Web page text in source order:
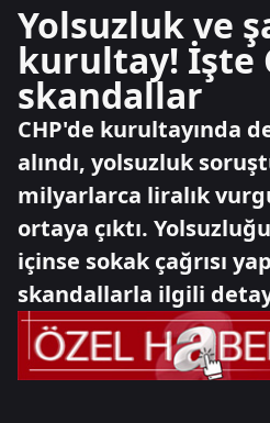
Yolsuzluk ve
kurultay! İşte
skandallar
CHP'de kurultayında
alındı, yolsuzluk
milyarlarca liralık
ortaya çıktı.
içinse sokak çağrısı
skandallarla ilgili